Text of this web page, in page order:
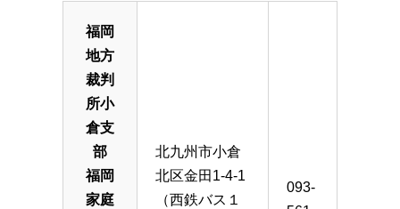
福岡
地方
裁判
所小
倉支
部
福岡
家庭
北九州市小倉
北区金田1-4-1
（西鉄バス１
093-